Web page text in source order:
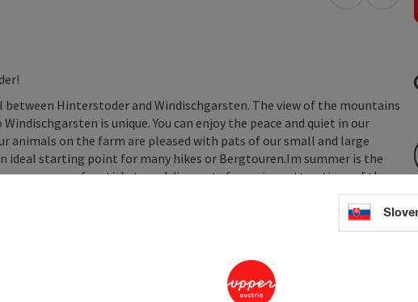
Hinterstoder and Windischgarsten. The view of the mountains
is unique. You can enjoy the peace and quiet in our
animals on the farm are pleased with pats of our small and large
ideal starting point for many hikes or Bergtouren.Im summer is the
numerous free tickets and discounts for various attractions of the